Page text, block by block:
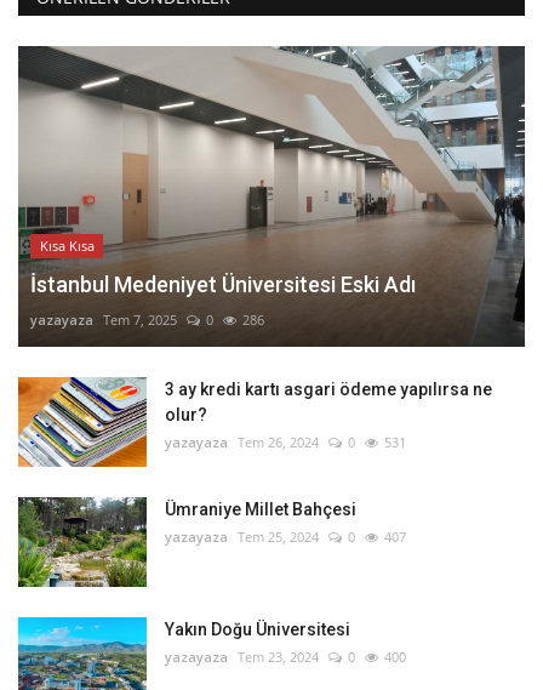
Kısa Kısa
İstanbul Medeniyet Üniversitesi Eski Adı
yazayaza Tem 7, 2025 0 286
3 ay kredi kartı asgari ödeme yapılırsa ne
olur?
yazayaza Tem 26, 2024 0 531
Ümraniye Millet Bahçesi
yazayaza Tem 25, 2024 0 407
Yakın Doğu Üniversitesi
yazayaza Tem 23, 2024 0 400